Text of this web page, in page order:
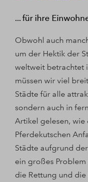
... für ihre
Obwohl auch
um der Hektik der
weltweit betrachtet
müssen wir viel
Städte für alle
sondern auch in
Artikel gelesen, wie
Pferdekutschen
Städte aufgrund
ein großes
die Rettung und